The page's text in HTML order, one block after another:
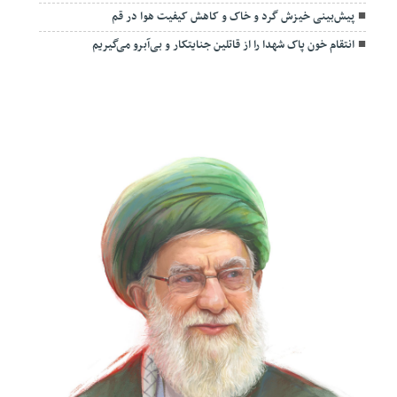
پیش‌بینی خیزش گرد و خاک و کاهش کیفیت هوا در قم
انتقام خون پاک شهدا را از قاتلین جنایتکار و بی‌آبرو می‌گیریم